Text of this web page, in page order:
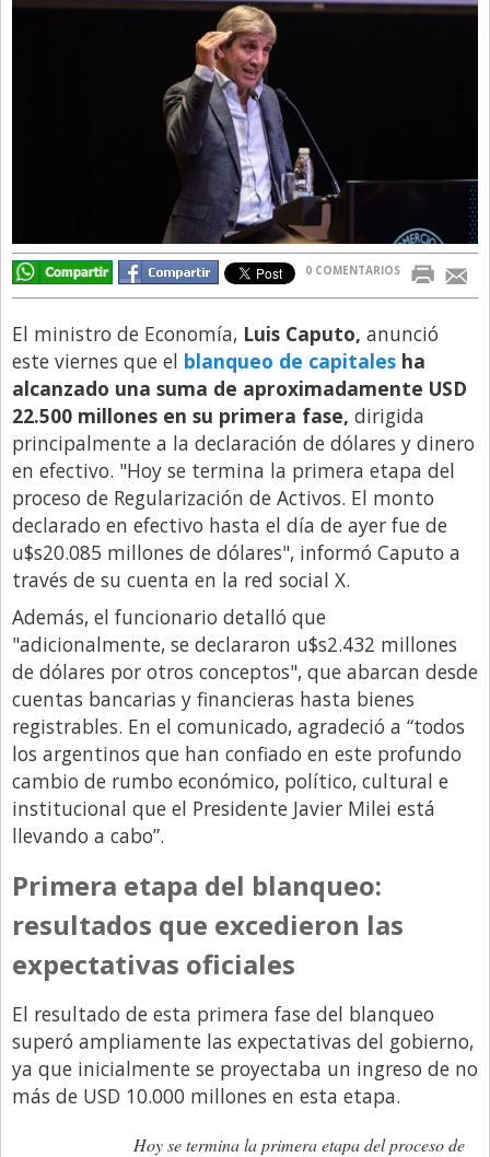
Directivos
El Precio Que Yo Ví
Entrevista
Entrevista Exclusiva
Gastronomia
Internacionales
La Opinión del Director
Legales
Libro de Quejas
Medios
Millonarios
Minuto Lanzamiento
Negocios
Opinion
País
Política
Publicidad y Marketing
Responsabilidad Social
Salidas
Santa Fe
Show Business
Sociedad
Tecnología
0 COMENTARIOS
El ministro de Economía, Luis Caputo, anunció
este viernes que el blanqueo de capitales ha
alcanzado una suma de aproximadamente USD
22.500 millones en su primera fase, dirigida
principalmente a la declaración de dólares y dinero
en efectivo. "Hoy se termina la primera etapa del
proceso de Regularización de Activos. El monto
declarado en efectivo hasta el día de ayer fue de
u$s20.085 millones de dólares", informó Caputo a
través de su cuenta en la red social X.
Además, el funcionario detalló que
"adicionalmente, se declararon u$s2.432 millones
de dólares por otros conceptos", que abarcan desde
cuentas bancarias y financieras hasta bienes
registrables. En el comunicado, agradeció a “todos
los argentinos que han confiado en este profundo
cambio de rumbo económico, político, cultural e
institucional que el Presidente Javier Milei está
llevando a cabo”.
Primera etapa del blanqueo:
resultados que excedieron las
expectativas oficiales
El resultado de esta primera fase del blanqueo
superó ampliamente las expectativas del gobierno,
ya que inicialmente se proyectaba un ingreso de no
más de USD 10.000 millones en esta etapa.
Hoy se termina la primera etapa del proceso de